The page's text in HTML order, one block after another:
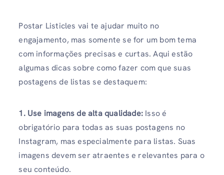
Postar Listicles vai te ajudar muito no
engajamento, mas somente se for um bom tema
com informações precisas e curtas. Aqui estão
algumas dicas sobre como fazer com que suas
postagens de listas se destaquem:
1. Use imagens de alta qualidade: Isso é
obrigatório para todas as suas postagens no
Instagram, mas especialmente para listas. Suas
imagens devem ser atraentes e relevantes para o
seu conteúdo.